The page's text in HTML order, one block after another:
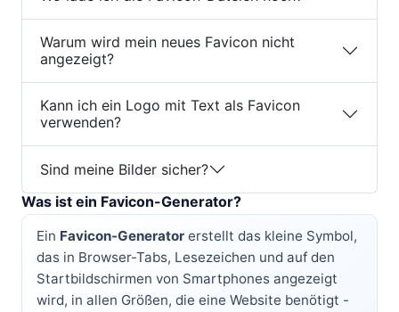
Warum wird mein neues Favicon nicht
angezeigt?
Kann ich ein Logo mit Text als Favicon
verwenden?
Sind meine Bilder sicher?
Was ist ein Favicon-Generator?
Ein Favicon-Generator erstellt das kleine Symbol,
das in Browser-Tabs, Lesezeichen und auf den
Startbildschirmen von Smartphones angezeigt
wird, in allen Größen, die eine Website benötigt -